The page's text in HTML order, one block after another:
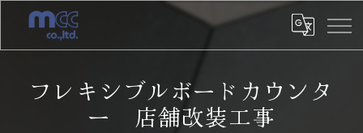
フレキシブルボードカウンタ
ー 店舗改装工事